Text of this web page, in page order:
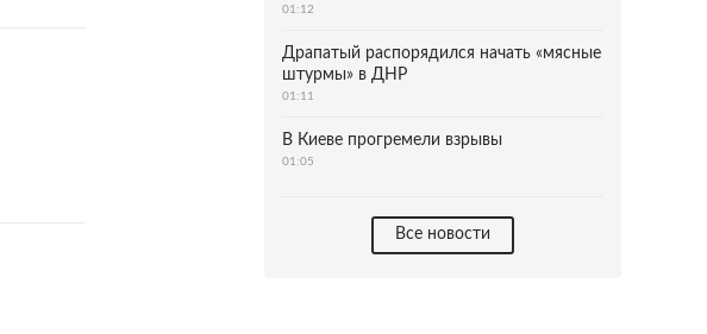
01:12
Драпатый распорядился начать «мясные
штурмы» в ДНР
01:11
В Киеве прогремели взрывы
01:05
Все новости